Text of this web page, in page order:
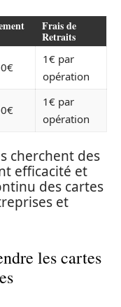
Frais de
Retraits
1€ par
opération
1€ par
opération
cherchent des
efficacité et
des cartes
et
les cartes